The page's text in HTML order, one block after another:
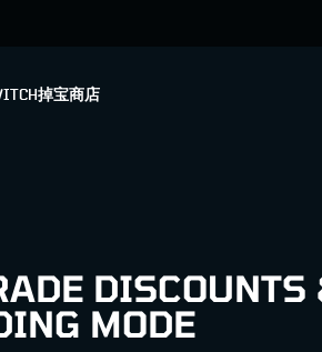
掉宝商店
DISCOUNTS
MODE